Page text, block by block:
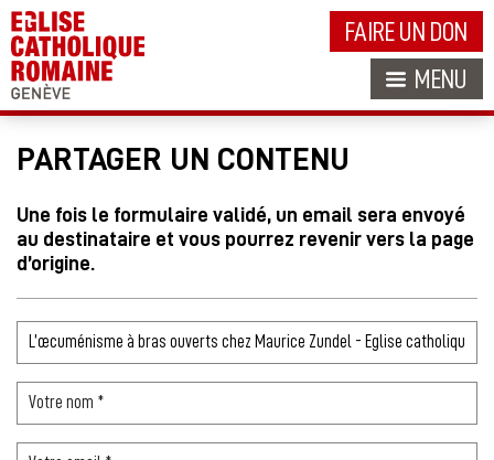
FAIRE UN DON
MENU
PARTAGER UN CONTENU
Une fois le formulaire validé, un email sera envoyé
au destinataire et vous pourrez revenir vers la page
d’origine.